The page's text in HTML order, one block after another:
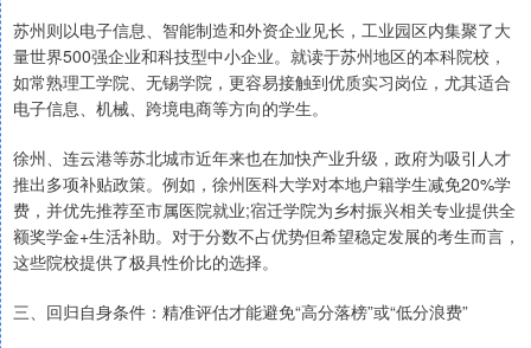
苏州则以电子信息、智能制造和外资企业见长，工业园区内集聚了大
量世界500强企业和科技型中小企业。就读于苏州地区的本科院校，
如常熟理工学院、无锡学院，更容易接触到优质实习岗位，尤其适合
电子信息、机械、跨境电商等方向的学生。
徐州、连云港等苏北城市近年来也在加快产业升级，政府为吸引人才
推出多项补贴政策。例如，徐州医科大学对本地户籍学生减免20%学
费，并优先推荐至市属医院就业;宿迁学院为乡村振兴相关专业提供全
额奖学金+生活补助。对于分数不占优势但希望稳定发展的考生而言，
这些院校提供了极具性价比的选择。
三、回归自身条件：精准评估才能避免“高分落榜”或“低分浪费”